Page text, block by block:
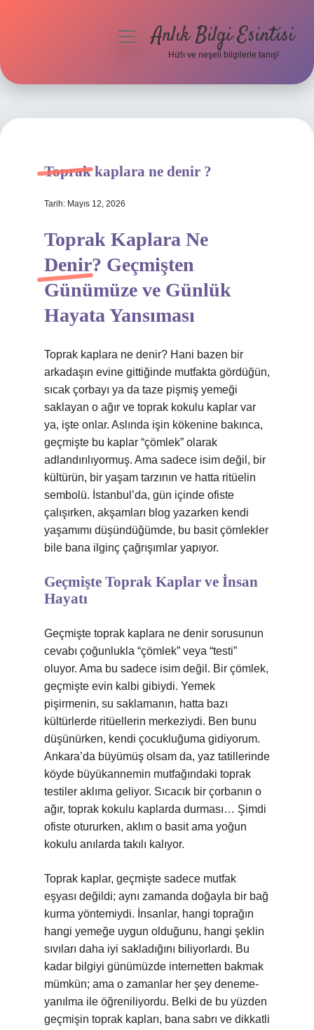
Hakkımızda
menüyüAnlık Bilgi Esintisi
Hızlı ve neşeli bilgilerle tanış!
Toprak kaplara ne denir ?
Tarih: Mayıs 12, 2026
Toprak Kaplara Ne
Denir? Geçmişten
Günümüze ve Günlük
Hayata Yansıması
Toprak kaplara ne denir? Hani bazen bir
arkadaşın evine gittiğinde mutfakta gördüğün,
sıcak çorbayı ya da taze pişmiş yemeği
saklayan o ağır ve toprak kokulu kaplar var
ya, işte onlar. Aslında işin kökenine bakınca,
geçmişte bu kaplar “çömlek” olarak
adlandırılıyormuş. Ama sadece isim değil, bir
kültürün, bir yaşam tarzının ve hatta ritüelin
sembolü. İstanbul’da, gün içinde ofiste
çalışırken, akşamları blog yazarken kendi
yaşamımı düşündüğümde, bu basit çömlekler
bile bana ilginç çağrışımlar yapıyor.
Geçmişte Toprak Kaplar ve İnsan
Hayatı
Geçmişte toprak kaplara ne denir sorusunun
cevabı çoğunlukla “çömlek” veya “testi”
oluyor. Ama bu sadece isim değil. Bir çömlek,
geçmişte evin kalbi gibiydi. Yemek
pişirmenin, su saklamanın, hatta bazı
kültürlerde ritüellerin merkeziydi. Ben bunu
düşünürken, kendi çocukluğuma gidiyorum.
Ankara’da büyümüş olsam da, yaz tatillerinde
köyde büyükannemin mutfağındaki toprak
testiler aklıma geliyor. Sıcacık bir çorbanın o
ağır, toprak kokulu kaplarda durması… Şimdi
ofiste otururken, aklım o basit ama yoğun
kokulu anılarda takılı kalıyor.
Toprak kaplar, geçmişte sadece mutfak
eşyası değildi; aynı zamanda doğayla bir bağ
kurma yöntemiydi. İnsanlar, hangi toprağın
hangi yemeğe uygun olduğunu, hangi şeklin
sıvıları daha iyi sakladığını biliyorlardı. Bu
kadar bilgiyi günümüzde internetten bakmak
mümkün; ama o zamanlar her şey deneme-
yanılma ile öğreniliyordu. Belki de bu yüzden
geçmişin toprak kapları, bana sabrı ve dikkatli